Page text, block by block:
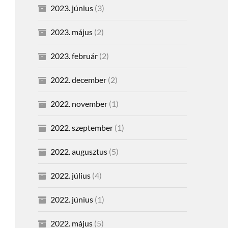
2023. június(3)
2023. május(2)
2023. február(2)
2022. december(2)
2022. november(1)
2022. szeptember(1)
2022. augusztus(5)
2022. július(4)
2022. június(1)
2022. május(5)